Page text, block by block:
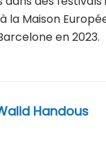
la Maison
en 2023.
Handous